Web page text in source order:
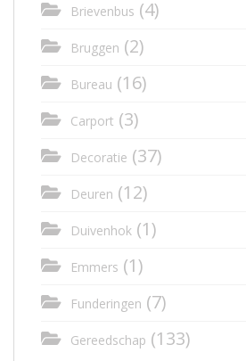
Brievenbus (4)
Bruggen (2)
Bureau (16)
Carport (3)
Decoratie (37)
Deuren (12)
Duivenhok (1)
Emmers (1)
Funderingen (7)
Gereedschap (133)